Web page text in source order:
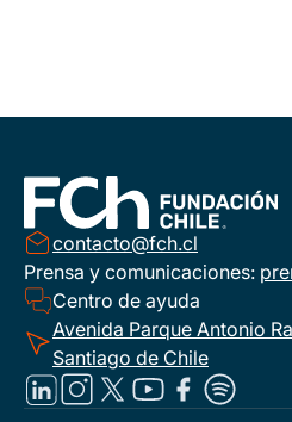
contacto@fch.cl
Prensa y comunicaciones:
Centro de ayuda
Avenida Parque Antonio
Santiago de Chile